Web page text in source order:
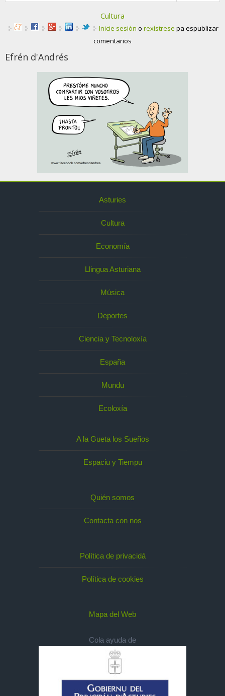
Cultura
Inicie sesión o rexístrese pa espublizar
comentarios
Efrén d'Andrés
Asturies
Cultura
Economía
Llingua Asturiana
Música
Deportes
Ciencia y Tecnoloxía
España
Mundu
Ecoloxía
A la Gueta los Sueños
Espaciu y Tiempu
Quién somos
Contacta con nos
Política de privacidá
Política de cookies
Mapa del Web
Cola ayuda de